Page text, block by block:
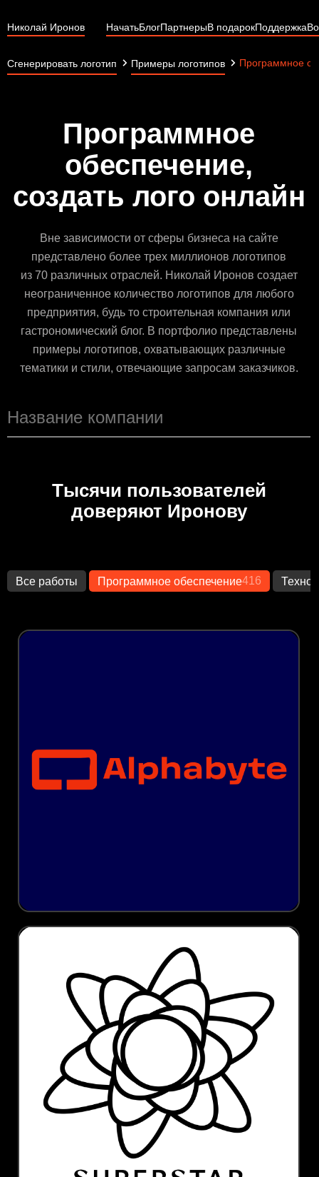
Николай Иронов НачатьБлогПартнерыВ подарокПоддержка
Сгенерировать логотип Примеры логотипов Программное
Программное
обеспечение,
создать лого онлайн
Вне зависимости от сферы бизнеса на сайте
представлено более трех миллионов логотипов
из 70 различных отраслей. Николай Иронов создает
неограниченное количество логотипов для любого
предприятия, будь то строительная компания или
гастрономический блог. В портфолио представлены
примеры логотипов, охватывающих различные
тематики и стили, отвечающие запросам заказчиков.
Тысячи пользователей
доверяют Иронову
Все работы Программное обеспечение416